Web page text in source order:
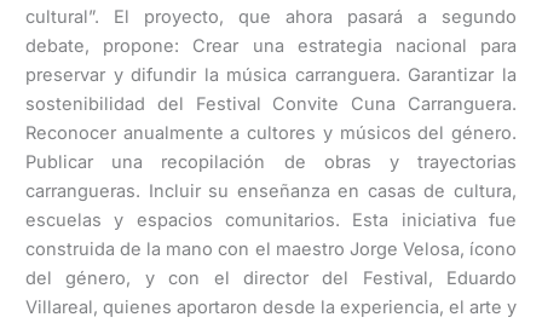
cultural”. El proyecto, que ahora pasará a segundo
debate, propone: Crear una estrategia nacional para
preservar y difundir la música carranguera. Garantizar la
sostenibilidad del Festival Convite Cuna Carranguera.
Reconocer anualmente a cultores y músicos del género.
Publicar una recopilación de obras y trayectorias
carrangueras. Incluir su enseñanza en casas de cultura,
escuelas y espacios comunitarios. Esta iniciativa fue
construida de la mano con el maestro Jorge Velosa, ícono
del género, y con el director del Festival, Eduardo
Villareal, quienes aportaron desde la experiencia, el arte y